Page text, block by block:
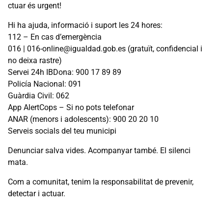
ctuar és urgent!
Hi ha ajuda, informació i suport les 24 hores:
112 – En cas d’emergència
016 | 016-online@igualdad.gob.es (gratuït, confidencial i
no deixa rastre)
Servei 24h IBDona: 900 17 89 89
Policía Nacional: 091
Guàrdia Civil: 062
App AlertCops – Si no pots telefonar
ANAR (menors i adolescents): 900 20 20 10
Serveis socials del teu municipi
Denunciar salva vides. Acompanyar també. El silenci
mata.
Com a comunitat, tenim la responsabilitat de prevenir,
detectar i actuar.